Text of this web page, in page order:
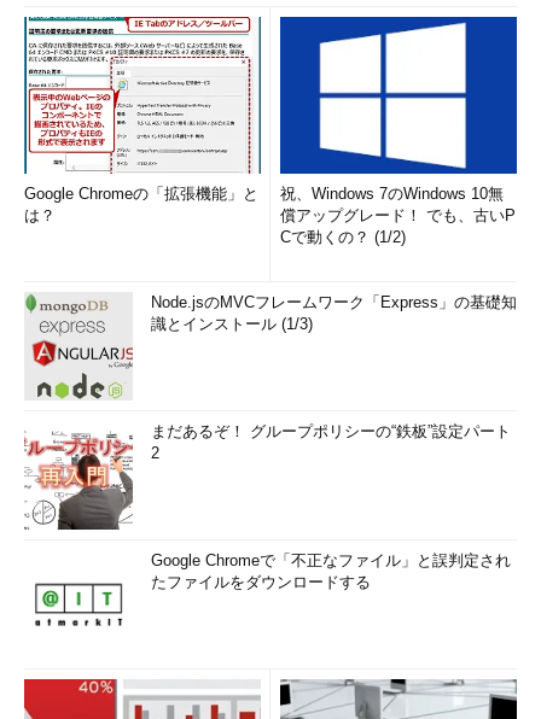
Google Chromeの「拡張機能」と
は？
祝、Windows 7のWindows 10無
償アップグレード！ でも、古いP
Cで動くの？ (1/2)
Node.jsのMVCフレームワーク「Express」の基礎知
識とインストール (1/3)
まだあるぞ！ グループポリシーの“鉄板”設定パート
2
Google Chromeで「不正なファイル」と誤判定され
たファイルをダウンロードする